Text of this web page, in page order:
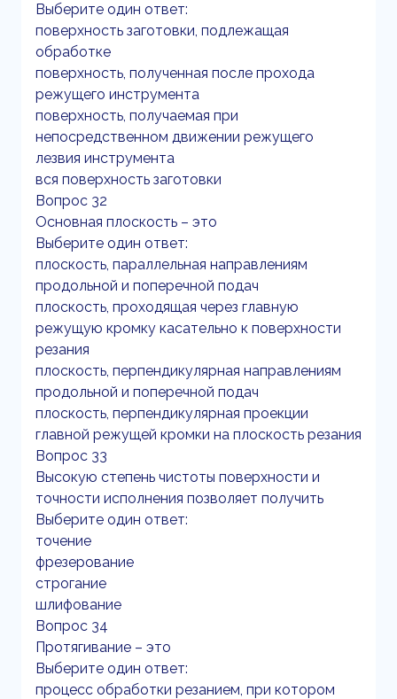
Выберите один ответ:
поверхность заготовки, подлежащая
обработке
поверхность, полученная после прохода
режущего инструмента
поверхность, получаемая при
непосредственном движении режущего
лезвия инструмента
вся поверхность заготовки
Вопрос 32
Основная плоскость – это
Выберите один ответ:
плоскость, параллельная направлениям
продольной и поперечной подач
плоскость, проходящая через главную
режущую кромку касательно к поверхности
резания
плоскость, перпендикулярная направлениям
продольной и поперечной подач
плоскость, перпендикулярная проекции
главной режущей кромки на плоскость резания
Вопрос 33
Высокую степень чистоты поверхности и
точности исполнения позволяет получить
Выберите один ответ:
точение
фрезерование
строгание
шлифование
Вопрос 34
Протягивание – это
Выберите один ответ:
процесс обработки резанием, при котором